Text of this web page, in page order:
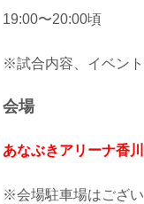
19:00〜20:00頃
※試合内容、イベン
会場
あなぶきアリーナ香川
※会場駐車場はござ